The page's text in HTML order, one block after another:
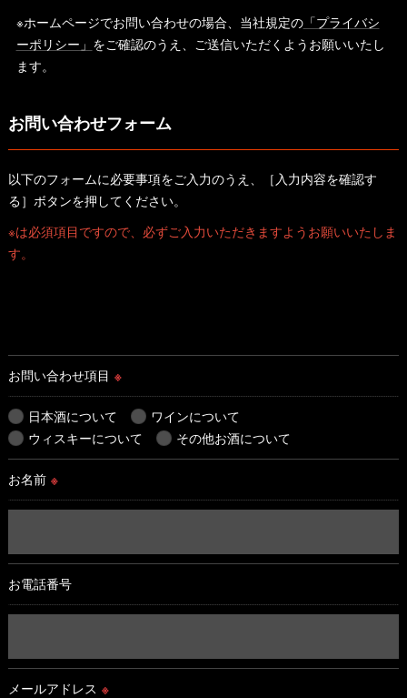
※ホームページでお問い合わせの場合、当社規定の「プライバシ
ーポリシー」 をご確認のうえ、ご送信いただくようお願いいたし
ます。
お問い合わせフォーム
以下のフォームに必要事項をご入力のうえ、［入力内容を確認す
る］ボタンを押してください。
※は必須項目ですので、必ずご入力いただきますようお願いいたしま
す。
お問い合わせ項目 ※
日本酒について
ワインについて
ウィスキーについて
その他お酒について
お名前 ※
お電話番号
メールアドレス ※